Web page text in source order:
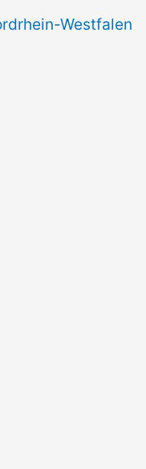
Westfalen